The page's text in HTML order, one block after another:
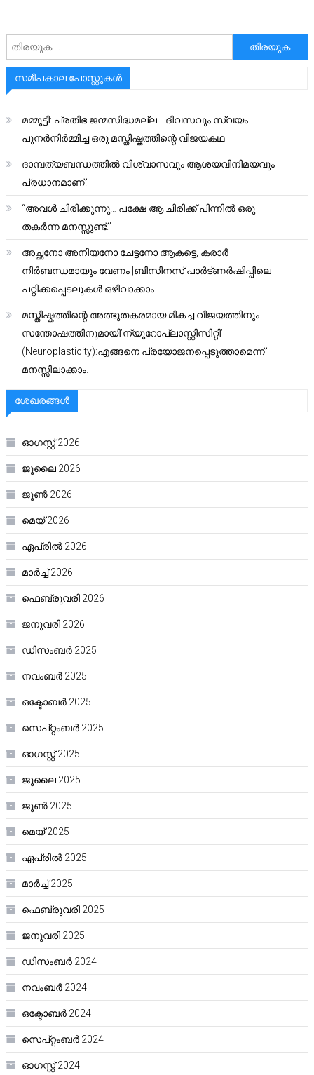
അനേഷിക്കുക
സമീപകാല പോസ്റ്റുകൾ
മമ്മൂട്ടി: പ്രതിഭ ജന്മസിദ്ധമല്ല… ദിവസവും സ്വയം
പുനർനിർമ്മിച്ച ഒരു മസ്തിഷ്കത്തിന്റെ വിജയകഥ
ദാമ്പത്യബന്ധത്തിൽ വിശ്വാസവും ആശയവിനിമയവും
പ്രധാനമാണ്.
“അവൾ ചിരിക്കുന്നു… പക്ഷേ ആ ചിരിക്ക് പിന്നിൽ ഒരു
തകർന്ന മനസ്സുണ്ട്.”
അച്ഛനോ അനിയനോ ചേട്ടനോ ആകട്ടെ, കരാർ
നിർബന്ധമായും വേണം |ബിസിനസ് പാർട്ണർഷിപ്പിലെ
പറ്റിക്കപ്പെടലുകൾ ഒഴിവാക്കാം..
മസ്തിഷ്കത്തിന്റെ അത്ഭുതകരമായ മികച്ച വിജയത്തിനും
സന്തോഷത്തിനുമായി’ന്യൂറോപ്ലാസ്റ്റിസിറ്റി’
(Neuroplasticity):എങ്ങനെ പ്രയോജനപ്പെടുത്താമെന്ന്
മനസ്സിലാക്കാം.
ശേഖരങ്ങൾ
ഓഗസ്റ്റ്‌ 2026
ജൂലൈ 2026
ജൂൺ 2026
മെയ്‌ 2026
ഏപ്രിൽ 2026
മാർച്ച്‌ 2026
ഫെബ്രുവരി 2026
ജനുവരി 2026
ഡിസംബർ 2025
നവംബർ 2025
ഒക്ടോബർ 2025
സെപ്റ്റംബർ 2025
ഓഗസ്റ്റ്‌ 2025
ജൂലൈ 2025
ജൂൺ 2025
മെയ്‌ 2025
ഏപ്രിൽ 2025
മാർച്ച്‌ 2025
ഫെബ്രുവരി 2025
ജനുവരി 2025
ഡിസംബർ 2024
നവംബർ 2024
ഒക്ടോബർ 2024
സെപ്റ്റംബർ 2024
ഓഗസ്റ്റ്‌ 2024